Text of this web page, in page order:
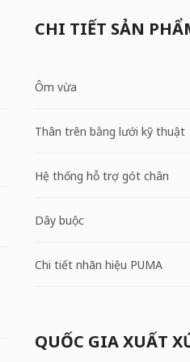
CHI TIẾT SẢN
Ôm vừa
Thân trên bằng lưới kỹ thuật
Hệ thống hỗ trợ gót chân
Dây buộc
Chi tiết nhãn hiệu PUMA
QUỐC GIA XUẤT